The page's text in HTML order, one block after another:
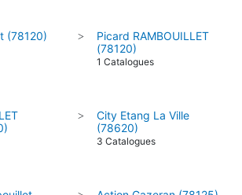
(78120) >
Picard RAMBOUILLET
(78120)
1 Catalogues
>
City Etang La Ville
(78620)
3 Catalogues